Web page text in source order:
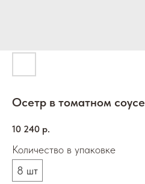
Осетр в томатном соусе
10 240 р.
Количество в упаковке
8 шт